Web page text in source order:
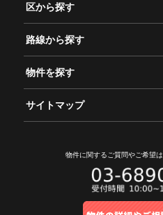
区から探す
路線から探す
物件を探す
サイトマップ
物件に関するご質問やご希望は